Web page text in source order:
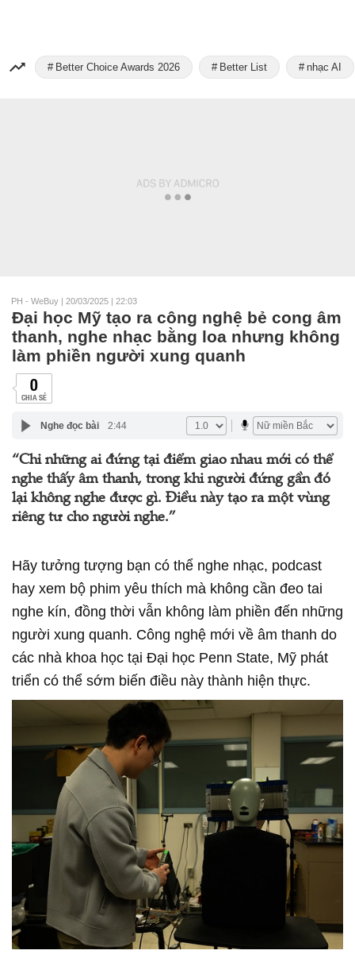
Better Choice Awards 2026 Better List nhạc AI
PH - WeBuy | 20/03/2025 | 22:03
Đại học Mỹ tạo ra công nghệ bẻ cong âm
thanh, nghe nhạc bằng loa nhưng không
làm phiền người xung quanh
0
CHIA SẺ
Nghe đọc bài 2:44
“Chỉ những ai đứng tại điểm giao nhau mới có thể
nghe thấy âm thanh, trong khi người đứng gần đó
lại không nghe được gì. Điều này tạo ra một vùng
riêng tư cho người nghe.”
Hãy tưởng tượng bạn có thể nghe nhạc, podcast
hay xem bộ phim yêu thích mà không cần đeo tai
nghe kín, đồng thời vẫn không làm phiền đến những
người xung quanh. Công nghệ mới về âm thanh do
các nhà khoa học tại Đại học Penn State, Mỹ phát
triển có thể sớm biến điều này thành hiện thực.